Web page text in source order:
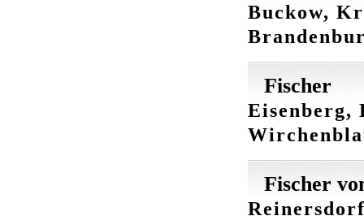
Buckow,
Fischer
Eisenberg,
Fischer